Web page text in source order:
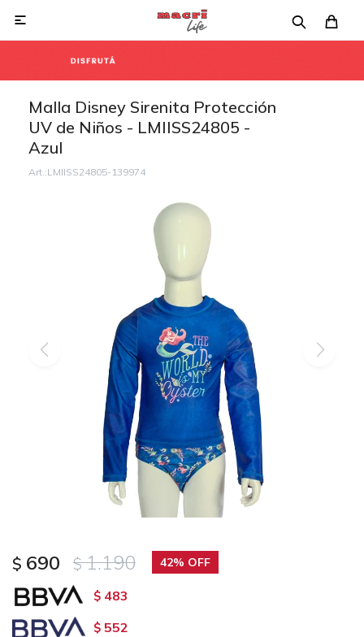

Malla Disney Sirenita Protección
UV de Niños - LMIISS24805 -
Azul
LMIISS24805-139974
$ 690 $ 1.190 42
$ 483
$ 552